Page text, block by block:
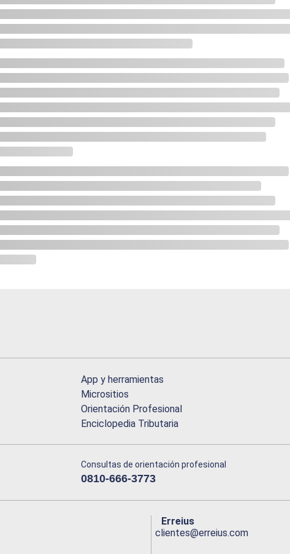
App y herramientas
Micrositios
Orientación Profesional
Enciclopedia Tributaria
Consultas de orientación profesional
0810-666-3773
Erreius
clientes@erreius.com